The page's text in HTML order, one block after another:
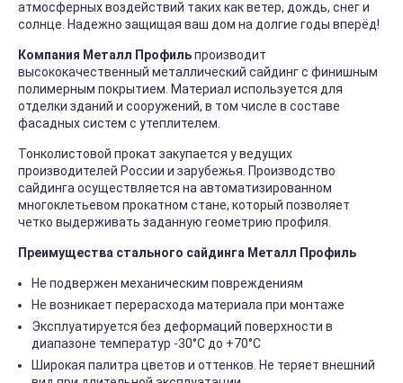
атмосферных воздействий таких как ветер, дождь, снег и
солнце. Надежно защищая ваш дом на долгие годы вперёд!
Компания Металл Профильпроизводит
высококачественный металлический сайдинг с финишным
полимерным покрытием. Материал используется для
отделки зданий и сооружений, в том числе в составе
фасадных систем с утеплителем.
Тонколистовой прокат закупается у ведущих
производителей России и зарубежья. Производство
сайдинга осуществляется на автоматизированном
многоклетьевом прокатном стане, который позволяет
четко выдерживать заданную геометрию профиля.
Преимущества стального сайдинга Металл Профиль
Не подвержен механическим повреждениям
Не возникает перерасхода материала при монтаже
Эксплуатируется без деформаций поверхности в
диапазоне температур -30°C до +70°C
Широкая палитра цветов и оттенков. Не теряет внешний